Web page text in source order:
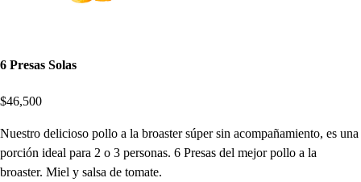
6 Presas Solas
$46,500
Nuestro delicioso pollo a la broaster súper sin acompañamiento, es una
porción ideal para 2 o 3 personas. 6 Presas del mejor pollo a la
broaster. Miel y salsa de tomate.